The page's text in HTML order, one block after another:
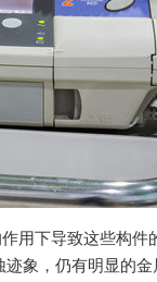
用下导致这些构
象，仍有明显的